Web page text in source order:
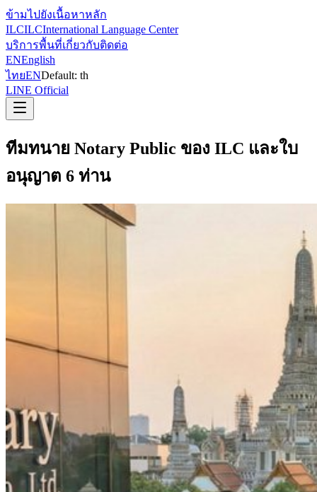
ข้ามไปยังเนื้อหาหลัก
ILCILCInternational Language Center
บริการพื้นที่เกี่ยวกับติดต่อ
ENEnglish
ไทยENDefault: th
LINE Official
ทีมทนาย Notary Public ของ ILC และใบ
อนุญาต 6 ท่าน